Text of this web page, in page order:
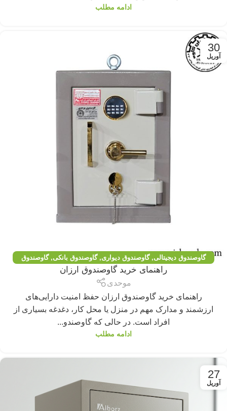
ادامه مطلب
30
آوریل
گاوصندوق دیجیتالی,گاوصندوق دیواری,گاوصندوق بانکی,گاوصندوق
گاوصندوق خانگی ,گاوصندوق خانگی و هتلی ,گاوصندوق خرم
گاوصندوق سفارشی
راهنمای خرید گاوصندوق ارزان
موحدی
راهنمای خرید گاوصندوق ارزان حفظ امنیت دارایی‌های
ارزشمند و مدارک مهم در منزل یا محل کار، دغدغه بسیاری از
افراد است. در حالی که گاوصندو...
ادامه مطلب
27
آوریل